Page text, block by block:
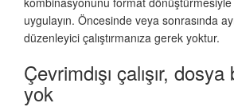
uygulayın. Öncesinde veya sonrasında
düzenleyici çalıştırmanıza gerek yoktur.
Çevrimdışı çalışır, dosya
yok